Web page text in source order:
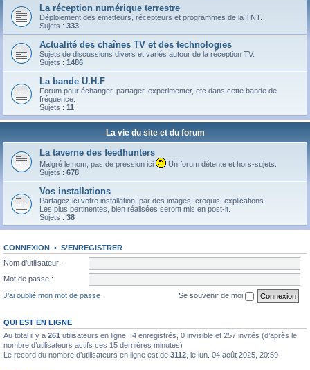
La réception numérique terrestre
Déploiement des emetteurs, récepteurs et programmes de la TNT.
Sujets : 333
Actualité des chaînes TV et des technologies
Sujets de discussions divers et variés autour de la réception TV.
Sujets : 1486
La bande U.H.F
Forum pour échanger, partager, experimenter, etc dans cette bande de
fréquence.
Sujets : 11
La vie du site et du forum
La taverne des feedhunters
Malgré le nom, pas de pression ici
Un forum détente et hors-sujets.
Sujets : 678
Vos installations
Partagez ici votre installation, par des images, croquis, explications.
Les plus pertinentes, bien réalisées seront mis en post-it.
Sujets : 38
CONNEXION • S’ENREGISTRER
Nom d’utilisateur :
Mot de passe :
J’ai oublié mon mot de passe
Se souvenir de moi
QUI EST EN LIGNE
Au total il y a 261 utilisateurs en ligne : 4 enregistrés, 0 invisible et 257 invités (d’après le
nombre d’utilisateurs actifs ces 15 dernières minutes)
Le record du nombre d’utilisateurs en ligne est de 3112 , le lun. 04 août 2025, 20:59